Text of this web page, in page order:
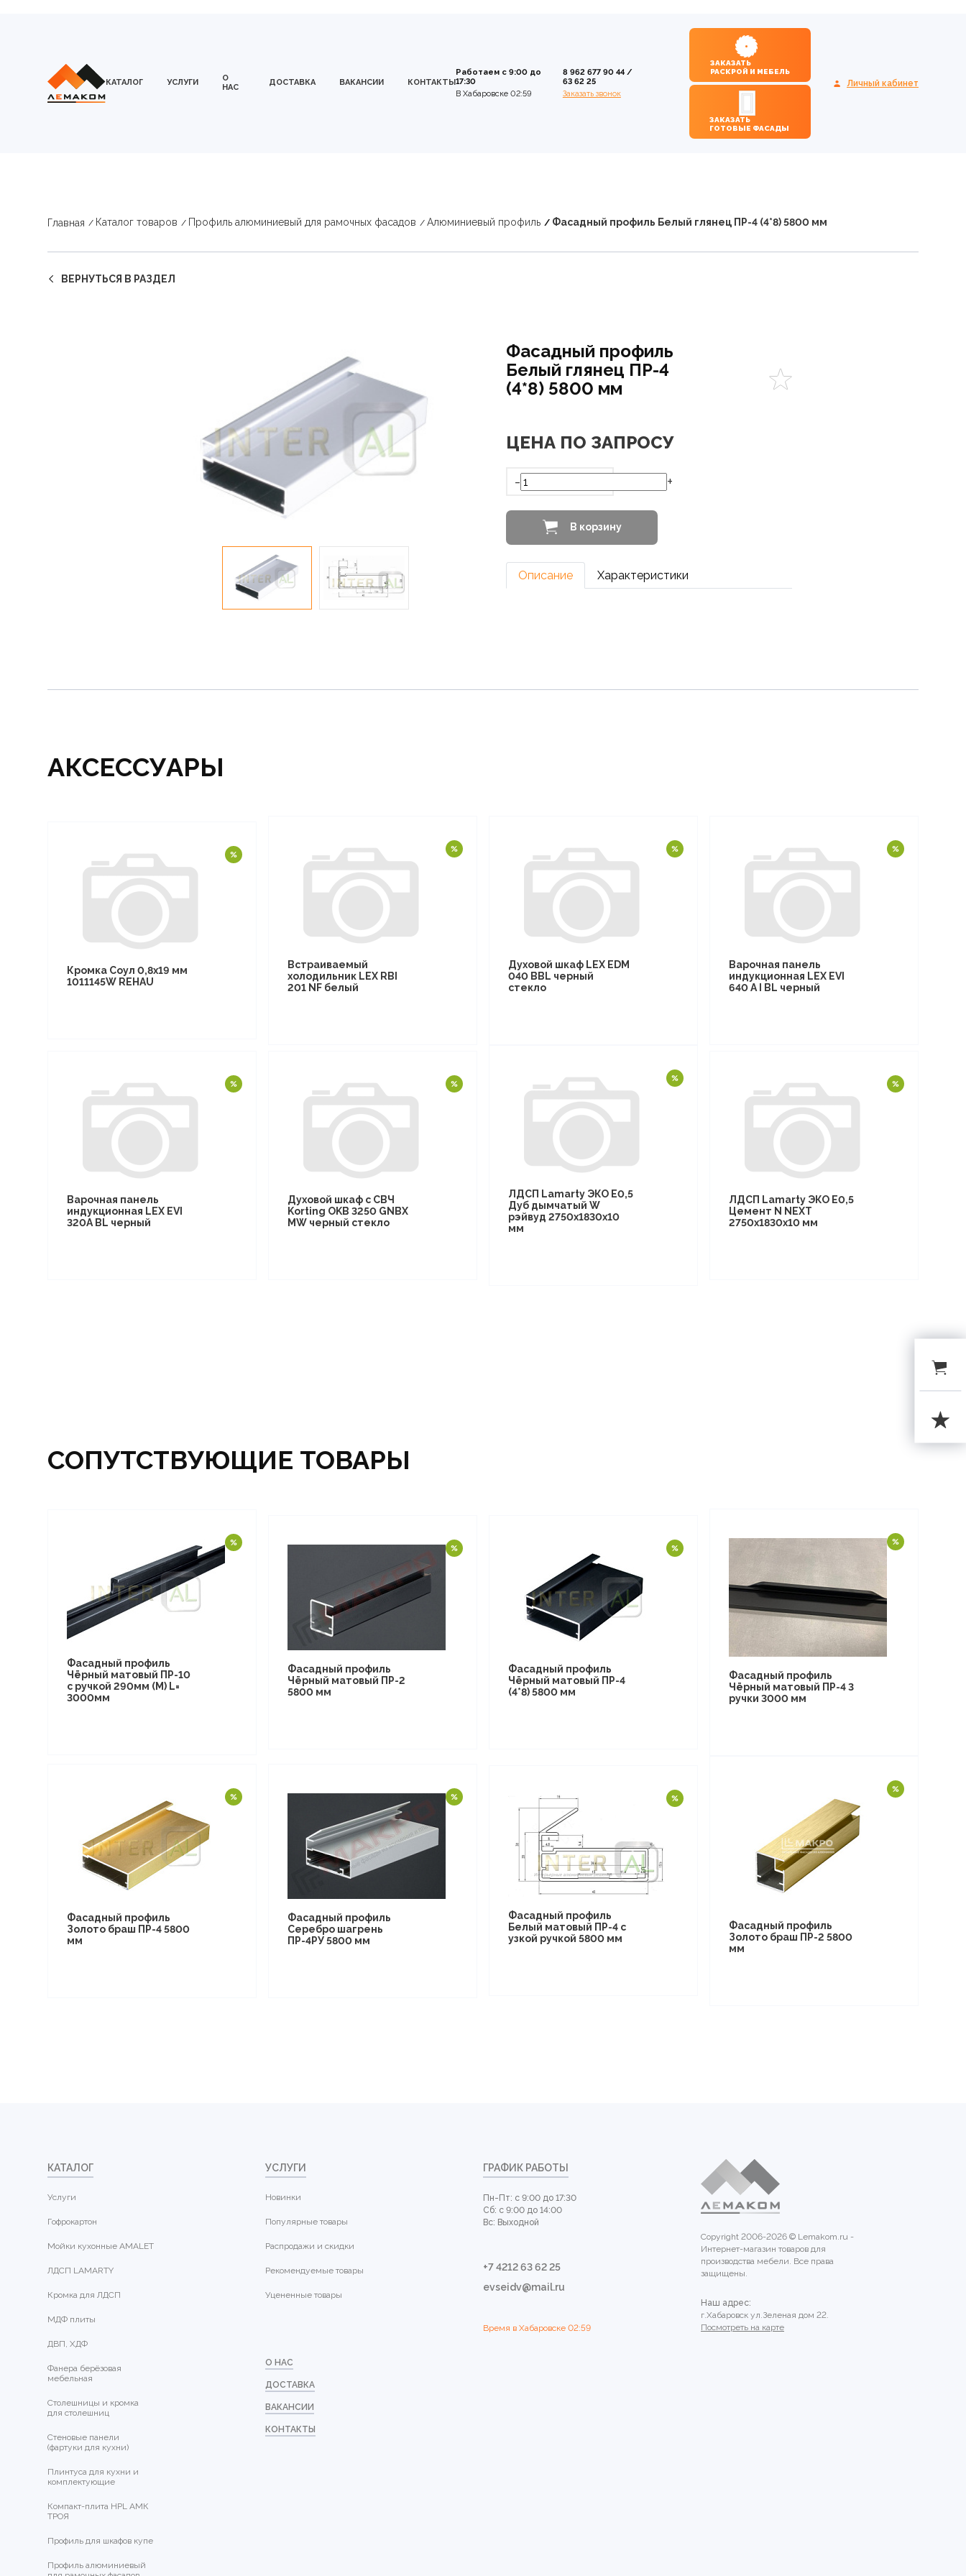
КАТАЛОГ УСЛУГИ
О
НАС
ДОСТАВКА ВАКАНСИИ КОНТАКТЫ
Работаем с 9:00 до
17:30
В Хабаровске 02:59
8 962 677 90 44/
63 62 25
Заказать звонок
ЗАКАЗАТЬ
РАСКРОЙ И МЕБЕЛЬ
ЗАКАЗАТЬ
ГОТОВЫЕ ФАСАДЫ
Личный кабинет
Главная Каталог товаров Профиль алюминиевый для рамочных фасадов Алюминиевый профиль Фасадный профиль Белый глянец ПР-4 (4*8) 5800 мм
ВЕРНУТЬСЯ В РАЗДЕЛ
Фасадный профиль
Белый глянец ПР-4
(4*8) 5800 мм
ЦЕНА ПО ЗАПРОСУ
- +
В корзину
Описание Характеристики
АКСЕССУАРЫ
Кромка Соул 0,8х19 мм
1011145W REHAU
Встраиваемый
холодильник LEX RBI
201 NF белый
Духовой шкаф LEX EDM
040 BBL черный
стекло
Варочная панель
индукционная LEX EVI
640 A I BL черный
Варочная панель
индукционная LEX EVI
320A BL черный
Духовой шкаф с СВЧ
Korting OKB 3250 GNBX
MW черный стекло
ЛДСП Lamarty ЭКО E0,5
Дуб дымчатый W
рэйвуд 2750х1830х10
мм
ЛДСП Lamarty ЭКО E0,5
Цемент N NEXT
2750х1830х10 мм
СОПУТСТВУЮЩИЕ ТОВАРЫ
Фасадный профиль
Чёрный матовый ПР-10
с ручкой 290мм (M) L=
3000мм
Фасадный профиль
Чёрный матовый ПР-2
5800 мм
Фасадный профиль
Чёрный матовый ПР-4
(4*8) 5800 мм
Фасадный профиль
Чёрный матовый ПР-4 3
ручки 3000 мм
Фасадный профиль
Золото браш ПР-4 5800
мм
Фасадный профиль
Серебро шагрень
ПР-4РУ 5800 мм
Фасадный профиль
Белый матовый ПР-4 с
узкой ручкой 5800 мм
Фасадный профиль
Золото браш ПР-2 5800
мм
КАТАЛОГ
Услуги
Гофрокартон
Мойки кухонные AMALET
ЛДСП LAMARTY
Кромка для ЛДСП
МДФ плиты
ДВП, ХДФ
Фанера берёзовая
мебельная
Столешницы и кромка
для столешниц
Стеновые панели
(фартуки для кухни)
Плинтуса для кухни и
комплектующие
Компакт-плита HPL АМК
ТРОЯ
Профиль для шкафов купе
Профиль алюминиевый
УСЛУГИ
Новинки
Популярные товары
Распродажи и скидки
Рекомендуемые товары
Уцененные товары
О НАС
ДОСТАВКА
ВАКАНСИИ
КОНТАКТЫ
ГРАФИК РАБОТЫ
Пн-Пт: с 9:00 до 17:30
Сб: с 9:00 до 14:00
Вс: Выходной
+7 4212 63 62 25
evseidv@mail.ru
Время в Хабаровске 02:59
Copyright 2006-2026 © Lemakom.ru -
Интернет-магазин товаров для
производства мебели. Все права
защищены.
Наш адрес:
г.Хабаровск ул.Зеленая дом 22.
Посмотреть на карте